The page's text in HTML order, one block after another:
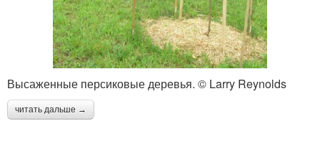
Высаженные персиковые деревья. © Larry Reynolds
читать дальше →